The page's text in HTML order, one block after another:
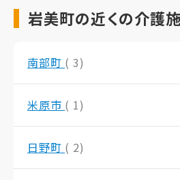
岩美町の近くの介護
南部町 ( 3)
米原市 ( 1)
日野町 ( 2)